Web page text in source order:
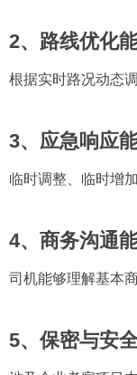
2、路线优化
根据实时路况动态
3、应急响应
临时调整、临时增
4、商务沟通
司机能够理解基本
5、保密与安